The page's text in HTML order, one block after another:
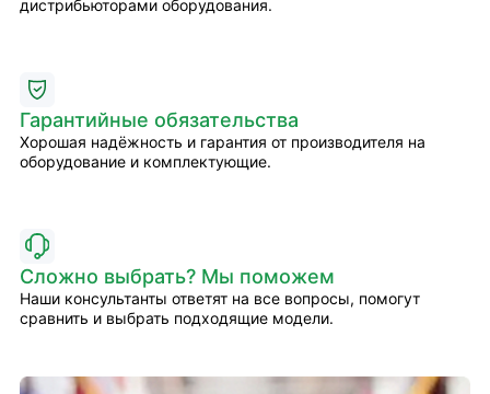
дистрибьюторами оборудования.
Гарантийные обязательства
Хорошая надёжность и гарантия от производителя на
оборудование и комплектующие.
Сложно выбрать? Мы поможем
Наши консультанты ответят на все вопросы, помогут
сравнить и выбрать подходящие модели.